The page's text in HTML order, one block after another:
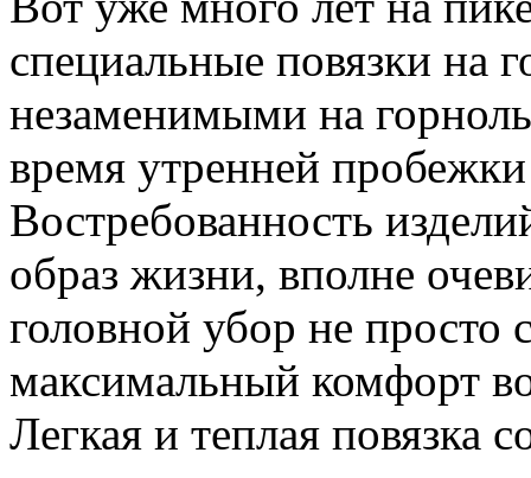
специальные повязки на
незаменимыми на
время утренней
Востребованность
образ жизни, вполне
головной убор не просто
максимальный комфорт
Легкая и теплая повязка